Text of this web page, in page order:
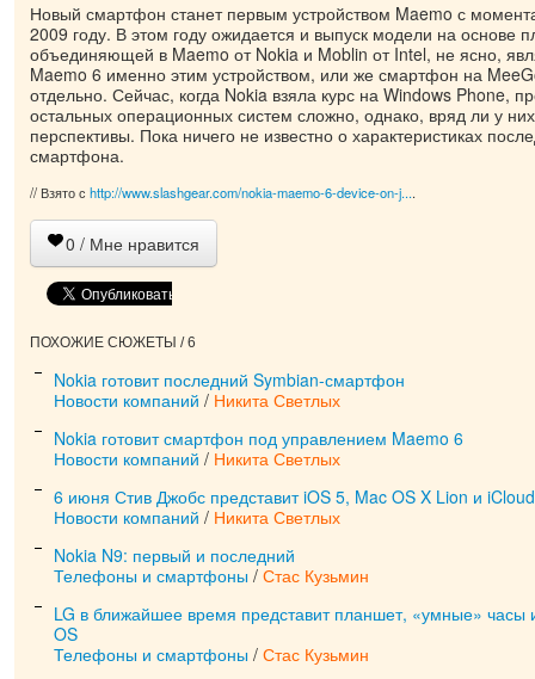
Новый смартфон станет первым устройством Maemo с
2009 году. В этом году ожидается и выпуск модели на основе
объединяющей в Maemo от Nokia и Moblin от Intel, не ясно,
Maemo 6 именно этим устройством, или же смартфон на
отдельно. Сейчас, когда Nokia взяла курс на Windows Phone,
остальных операционных систем сложно, однако, вряд ли у
перспективы. Пока ничего не известно о характеристиках
смартфона.
// Взято с http://www.slashgear.com/nokia-maemo-6-device-on-j....
0 / Мне нравится
ПОХОЖИЕ СЮЖЕТЫ / 6
Nokia готовит последний Symbian-смартфон
Новости компаний / Никита Светлых
Nokia готовит смартфон под управлением Maemo 6
Новости компаний / Никита Светлых
6 июня Стив Джобс представит iOS 5, Mac OS X Lion и iCloud
Новости компаний / Никита Светлых
Nokia N9: первый и последний
Телефоны и смартфоны / Стас Кузьмин
LG в ближайшее время представит планшет, «умные»
OS
Телефоны и смартфоны / Стас Кузьмин